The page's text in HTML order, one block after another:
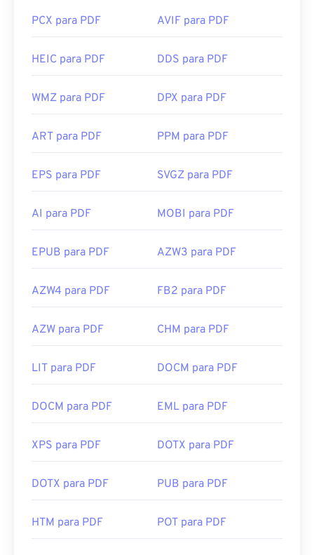
PCX para PDF AVIF para PDF
HEIC para PDF DDS para PDF
WMZ para PDF DPX para PDF
ART para PDF PPM para PDF
EPS para PDF SVGZ para PDF
AI para PDF MOBI para PDF
EPUB para PDF AZW3 para PDF
AZW4 para PDF FB2 para PDF
AZW para PDF CHM para PDF
LIT para PDF DOCM para PDF
DOCM para PDF EML para PDF
XPS para PDF DOTX para PDF
DOTX para PDF PUB para PDF
HTM para PDF POT para PDF